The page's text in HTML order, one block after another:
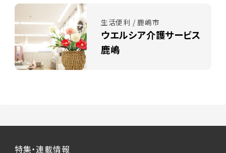
生活便利 / 鹿嶋市
ウエルシア介護サービス
鹿嶋
特集・連載情報